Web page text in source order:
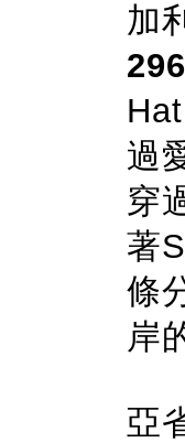
加
過
穿
著
條
岸
亞